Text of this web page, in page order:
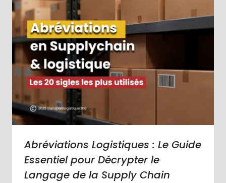
Abréviations Logistiques : Le Guide
Essentiel pour Décrypter le
Langage de la Supply Chain